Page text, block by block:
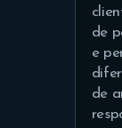
de
e
de